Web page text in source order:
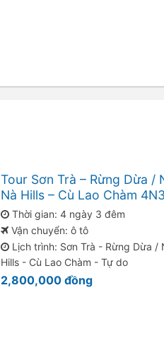
Tour Sơn Trà – Rừng Dừa /
Nà Hills – Cù Lao Chàm
Thời gian: 4 ngày 3 đêm
Vận chuyển: ô tô
Lịch trình: Sơn Trà - Rừng Dừa /
Hills - Cù Lao Chàm - Tự do
2,800,000 đồng